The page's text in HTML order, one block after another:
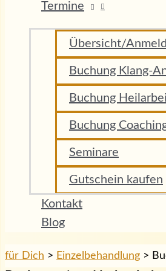
Termine
Übersicht/
Buchung Klang-
Buchung
Buchung
Seminare
Gutschein kaufen
Kontakt
Blog
für Dich > Einzelbehandlung >